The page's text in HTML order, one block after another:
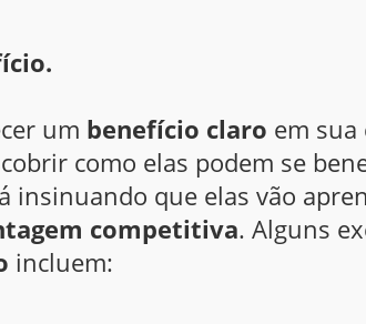
um benefício claro em sua
como elas podem se
insinuando que elas vão
competitiva. Alguns
incluem: